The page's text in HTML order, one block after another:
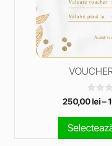
0
o
u
t
o
f
250,00lei–